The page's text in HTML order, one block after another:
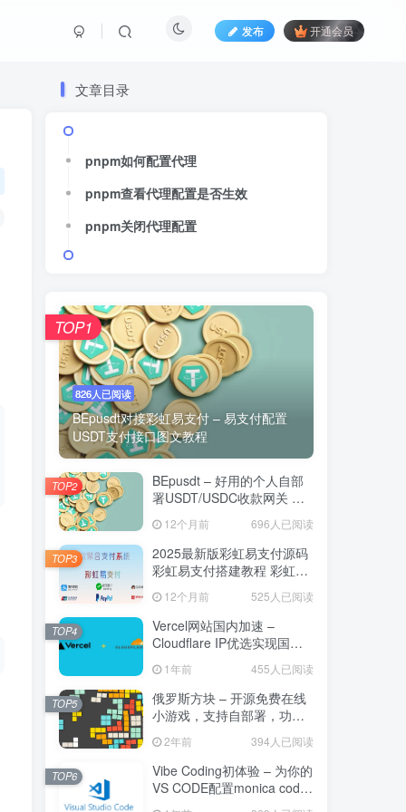
发布 开通会员
文章目录
pnpm如何配置代理
pnpm查看代理配置是否生效
pnpm关闭代理配置
826人已阅读
BEpusdt对接彩虹易支付 – 易支付配置
USDT支付接口图文教程
TOP1
BEpusdt – 好用的个人自部
署USDT/USDC收款网关 易
12个月前 696人已阅读
TOP2
2025最新版彩虹易支付源码
彩虹易支付搭建教程 彩虹易
档12个月前 525人已阅读
TOP3
Vercel网站国内加速 –
Cloudflare IP优选实现国内
文教程]
1年前 455人已阅读
TOP4
俄罗斯方块 – 开源免费在线
小游戏，支持自部署，功能
2年前 394人已阅读
TOP5
Vibe Coding初体验 – 为你的
VS CODE配置monica code
TOP6
pnpm如何配置代理
pnpm查看代理配置是否生效
pnpm关闭代理配置
826人已阅读
BEpusdt对接彩虹易支付 – 易支付配置
USDT支付接口图文教程
TOP1
BEpusdt – 好用的个人自部
署USDT/USDC收款网关 易
12个月前 696人已阅读
TOP2
2025最新版彩虹易支付源码
彩虹易支付搭建教程 彩虹易
档12个月前 525人已阅读
TOP3
Vercel网站国内加速 –
Cloudflare IP优选实现国内
文教程]
1年前 455人已阅读
TOP4
俄罗斯方块 – 开源免费在线
小游戏，支持自部署，功能
2年前 394人已阅读
TOP5
Vibe Coding初体验 – 为你的
VS CODE配置monica code
TOP6